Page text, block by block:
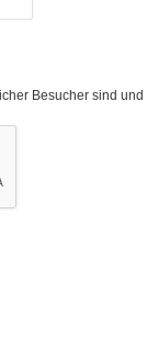
Besucher sind